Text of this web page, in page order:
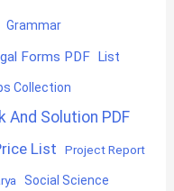
Grammar
Forms PDF List
Collection
And Solution PDF
List Project Report
Social Science